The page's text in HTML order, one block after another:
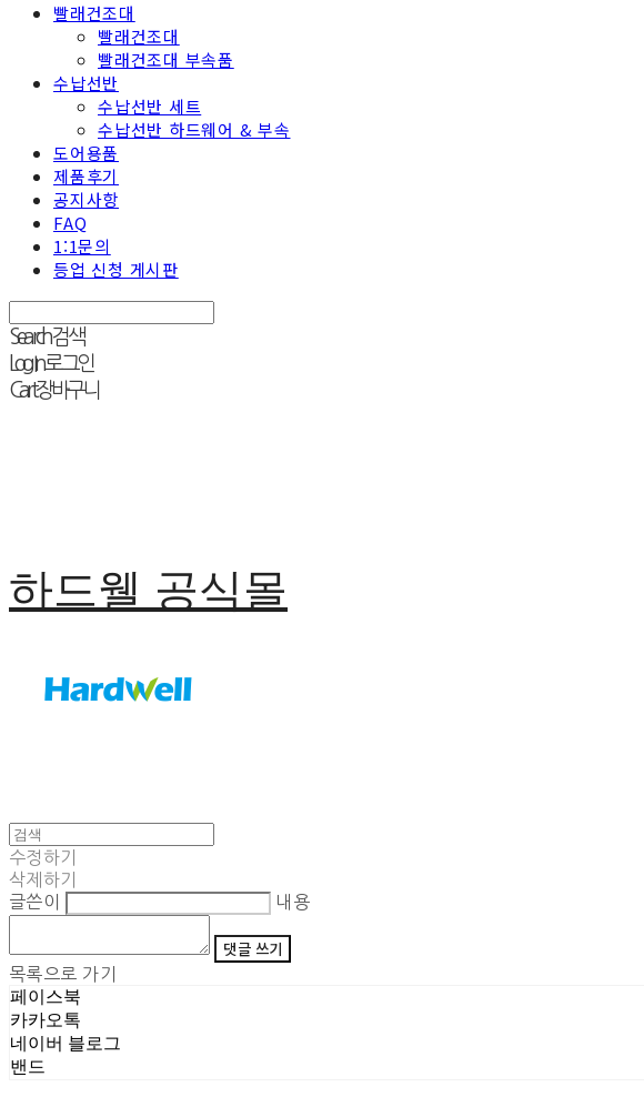
빨래건조대
빨래건조대
빨래건조대 부속품
수납선반
수납선반 세트
수납선반 하드웨어 & 부속
도어용품
제품후기
공지사항
FAQ
1:1문의
등업 신청 게시판
Search검색
Log In로그인
Cart장바구니
하드웰 공식몰
수정하기
삭제하기
글쓴이
내용
댓글 쓰기
목록으로 가기
페이스북
카카오톡
네이버 블로그
밴드